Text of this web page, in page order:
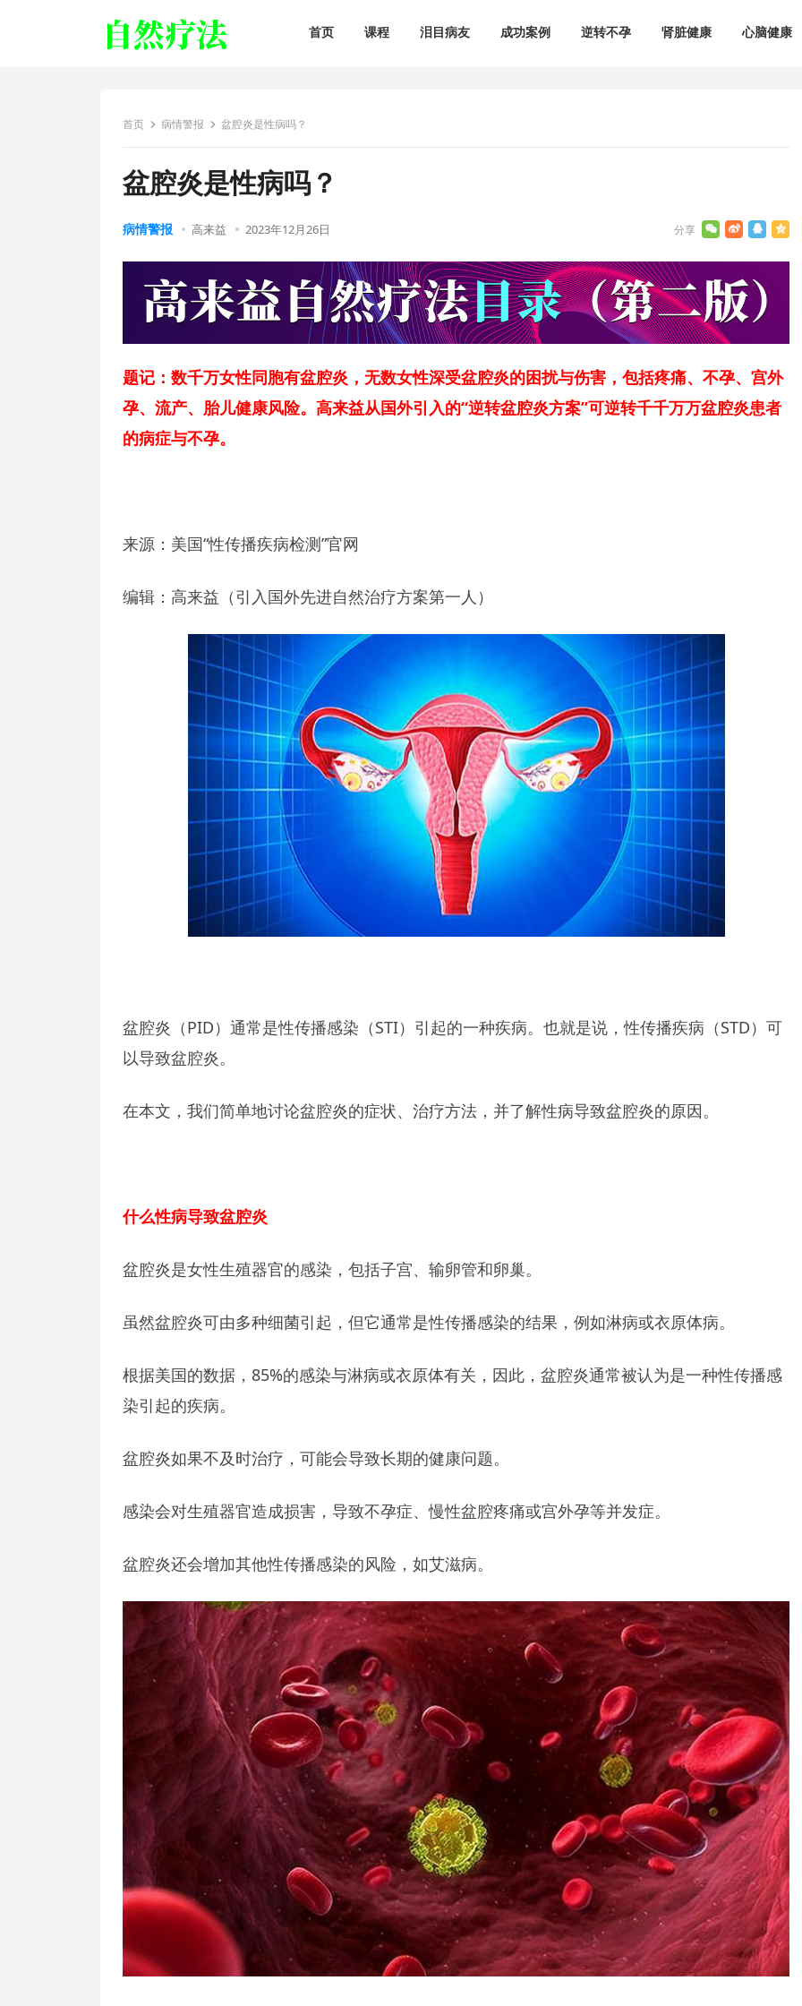
首页 课程 泪目病友 成功案例 逆转不孕 肾脏健康 心脑健康
首页 病情警报 盆腔炎是性病吗？
盆腔炎是性病吗？
病情警报 高来益 2023年12月26日
题记：数千万女性同胞有盆腔炎，无数女性深受盆腔炎的困扰与伤害，包括疼痛、不孕、宫外
孕、流产、胎儿健康风险。高来益从国外引入的“逆转盆腔炎方案”可逆转千千万万盆腔炎患者
的病症与不孕。
来源：美国“性传播疾病检测”官网
编辑：高来益（引入国外先进自然治疗方案第一人）
盆腔炎（PID）通常是性传播感染（STI）引起的一种疾病。也就是说，性传播疾病（STD）可
以导致盆腔炎。
在本文，我们简单地讨论盆腔炎的症状、治疗方法，并了解性病导致盆腔炎的原因。
什么性病导致盆腔炎
盆腔炎是女性生殖器官的感染，包括子宫、输卵管和卵巢。
虽然盆腔炎可由多种细菌引起，但它通常是性传播感染的结果，例如淋病或衣原体病。
根据美国的数据，85%的感染与淋病或衣原体有关，因此，盆腔炎通常被认为是一种性传播感
染引起的疾病。
盆腔炎如果不及时治疗，可能会导致长期的健康问题。
感染会对生殖器官造成损害，导致不孕症、慢性盆腔疼痛或宫外孕等并发症。
盆腔炎还会增加其他性传播感染的风险，如艾滋病。